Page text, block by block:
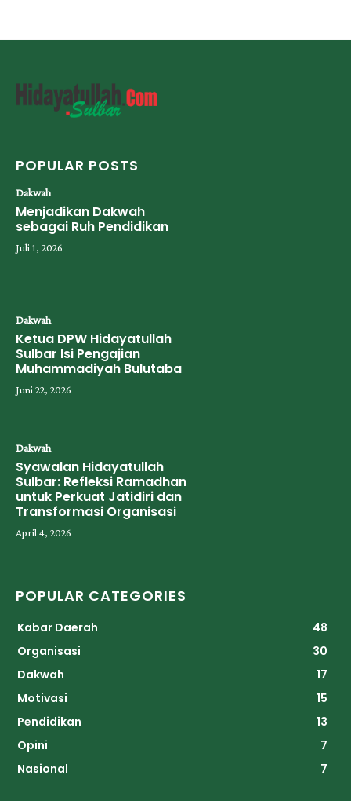
POPULAR POSTS
Dakwah
Menjadikan Dakwah
sebagai Ruh Pendidikan
Juli 1, 2026
Dakwah
Ketua DPW Hidayatullah
Sulbar Isi Pengajian
Muhammadiyah Bulutaba
Juni 22, 2026
Dakwah
Syawalan Hidayatullah
Sulbar: Refleksi Ramadhan
untuk Perkuat Jatidiri dan
Transformasi Organisasi
April 4, 2026
POPULAR CATEGORIES
Kabar Daerah
48
Organisasi
30
Dakwah
17
Motivasi
15
Pendidikan
13
Opini
7
Nasional
7